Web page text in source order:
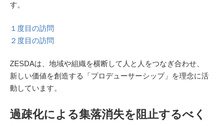
す。
１度目の訪問
２度目の訪問
ZESDAは、地域や組織を横断して人と人をつなぎ合わせ、
新しい価値を創造する「プロデューサーシップ」を理念に活
動しています。
過疎化による集落消失を阻止するべく